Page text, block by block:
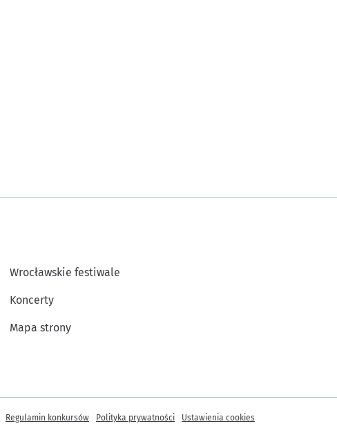
Wrocławskie festiwale
Koncerty
Mapa strony
Regulamin konkursów Polityka prywatności Ustawienia cookies